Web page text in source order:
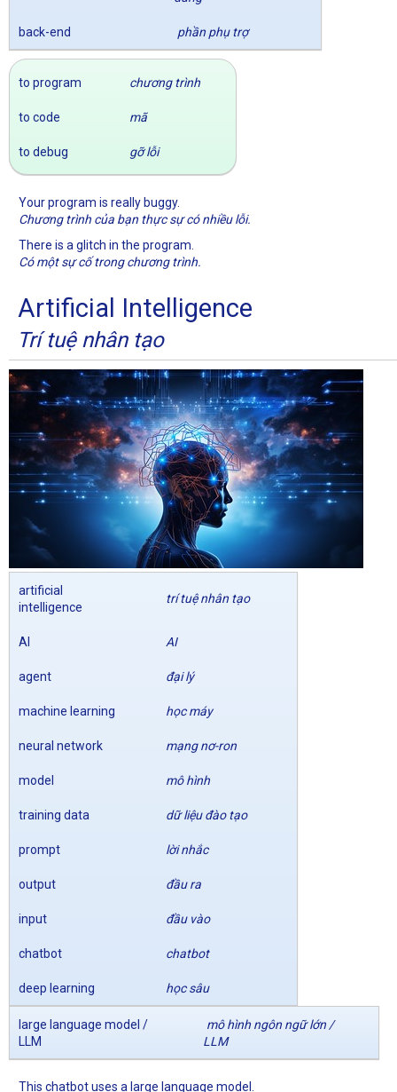
back-end phần phụ trợ
to program chương trình
to code mã
to debug gỡ lỗi
Your program is really buggy.
Chương trình của bạn thực sự có nhiều lỗi.
There is a glitch in the program.
Có một sự cố trong chương trình.
Artificial Intelligence
Trí tuệ nhân tạo
artificial
intelligence
trí tuệ nhân tạo
AI AI
agent đại lý
machine learning học máy
neural network mạng nơ-ron
model mô hình
training data dữ liệu đào tạo
prompt lời nhắc
output đầu ra
input đầu vào
chatbot chatbot
deep learning học sâu
large language model /
LLM
mô hình ngôn ngữ lớn /
LLM
This chatbot uses a large language model.